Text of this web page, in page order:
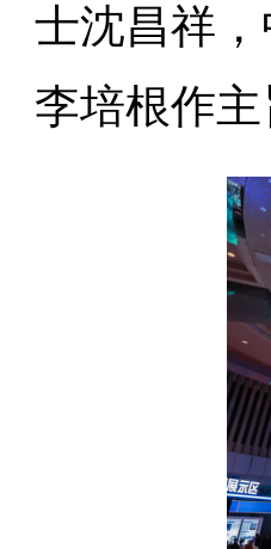
士沈昌祥
李培根作主